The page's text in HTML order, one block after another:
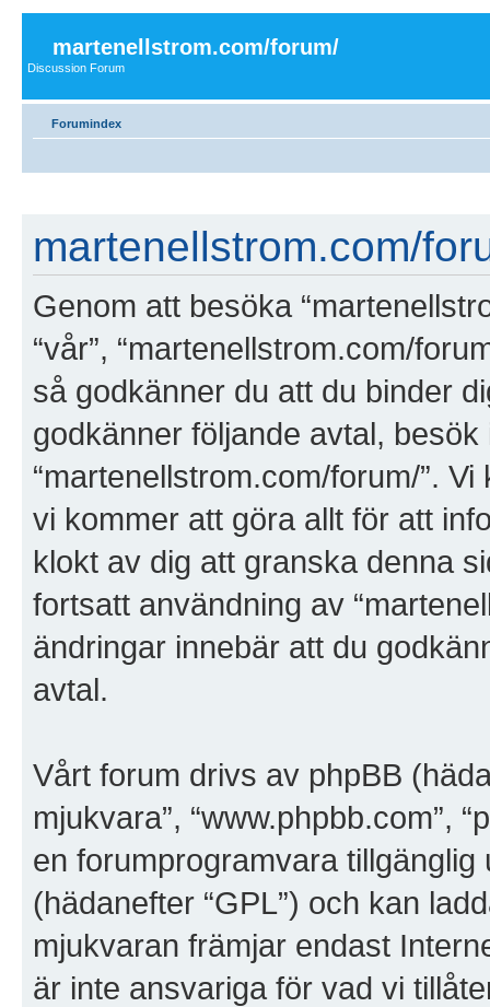
martenellstrom.com/forum/
Discussion Forum
Forumindex
martenellstrom.com/
Genom att besöka
“vår”, “martenellstrom.com/
så godkänner du att du binder
godkänner följande avtal,
“martenellstrom.com/forum/”.
vi kommer att göra allt för att
klokt av dig att granska denna
fortsatt användning av
ändringar innebär att du
avtal.
Vårt forum drivs av phpBB
mjukvara”, “www.phpbb.com”,
en forumprogramvara tillgänglig
(hädanefter “GPL”) och kan
mjukvaran främjar endast
är inte ansvariga för vad vi